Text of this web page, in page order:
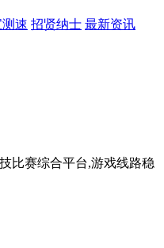
速 招贤纳士 最新资讯
比赛综合平台,游戏线路稳